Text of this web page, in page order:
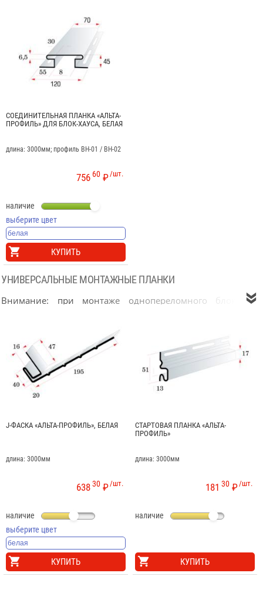
СОЕДИНИТЕЛЬНАЯ ПЛАНКА «АЛЬТА-
ПРОФИЛЬ» ДЛЯ БЛОК-ХАУСА, БЕЛАЯ
длина: 3000мм; профиль BH-01 / BH-02
/шт.
756 60 ₽
наличие
выберите цвет
КУПИТЬ
УНИВЕРСАЛЬНЫЕ МОНТАЖНЫЕ ПЛАНКИ
Внимание: при монтаже однопереломного блок-хауса
Это связано с особенностью конструкции замковой
системы у этого сайдинга – так называемый обратный
замок. Первый ряд двухпереломного блок-хауса (BH-02)
устанавливается, как обычно, на стартовый профиль.
Обратитесь к инструкции по монтажу для получения
подробностей.

J-ФАСКА «АЛЬТА-ПРОФИЛЬ», БЕЛАЯ
длина: 3000мм
/шт.
63830 ₽
наличие
выберите цвет
КУПИТЬ
СТАРТОВАЯ ПЛАНКА «АЛЬТА-
ПРОФИЛЬ»
длина: 3000мм
/шт.
181 30 ₽
наличие
КУПИТЬ